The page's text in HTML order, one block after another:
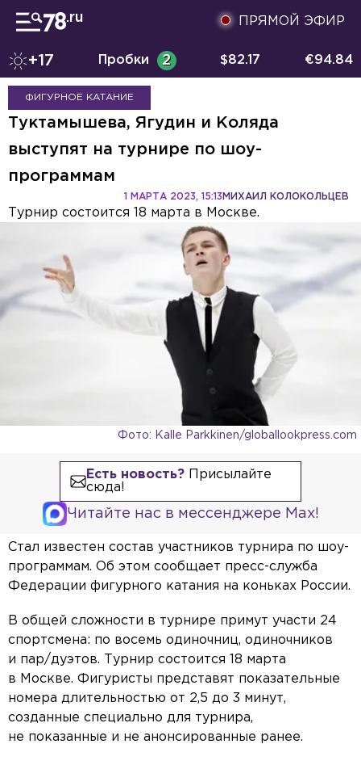
ПРЯМОЙ ЭФИР
+17 Пробки 2 $82.17 €94.84
ФИГУРНОЕ КАТАНИЕ
Туктамышева, Ягудин и Коляда
выступят на турнире по шоу-
программам
МИХАИЛ КОЛОКОЛЬЦЕВ
1 МАРТА 2023, 15:13
Турнир состоится 18 марта в Москве.
Фото: Kalle Parkkinen/globallookpress.com
Есть новость?Присылайте
сюда!
Читайте нас в мессенджере Max!
Стал известен состав участников турнира по шоу-
программам. Об этом сообщает пресс-служба
Федерации фигурного катания на коньках России.
В общей сложности в турнире примут участи 24
спортсмена: по восемь одиночниц, одиночников
и пар/дуэтов. Турнир состоится 18 марта
в Москве. Фигуристы представят показательные
номера длительностью от 2,5 до 3 минут,
созданные специально для турнира,
не показанные и не анонсированные ранее.